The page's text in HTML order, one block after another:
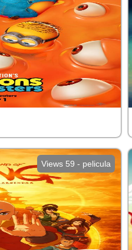
Views 59 - pelicula